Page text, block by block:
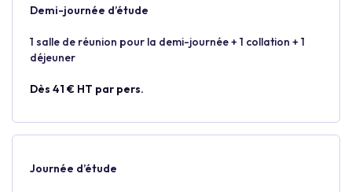
Demi-journée d’étude
1 salle de réunion pour la demi-journée + 1 collation + 1
déjeuner
Dès 41 € HT par pers.
Journée d’étude